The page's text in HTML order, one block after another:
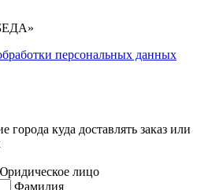
персональных данных
города куда доставлять заказ или
лицо
Фамилия